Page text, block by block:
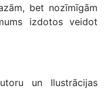
bet nozīmīgām
izdotos veidot
un Ilustrācijas